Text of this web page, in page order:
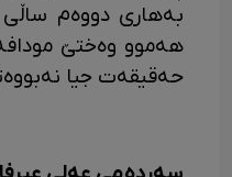
بەهاری دووەم ساڵی
هەموو وەختێ
حەقیقەت جیا